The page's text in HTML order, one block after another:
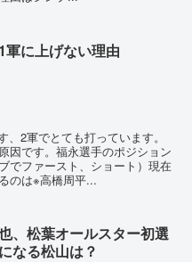
軍に上げない理由
2軍でとても打っています。
因です。福永選手のポジション
でファースト、ショート）現在
のは※高橋周平...
、松葉オールスター初選
なる松山は？